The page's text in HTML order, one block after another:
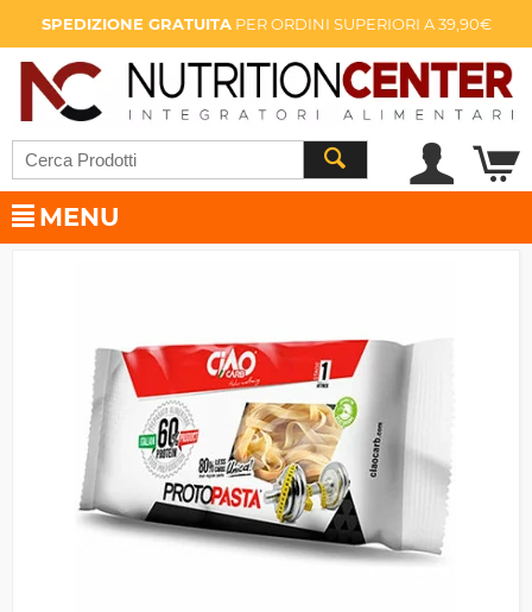
SPEDIZIONE GRATUITAPER ORDINI SUPERIORI A 39,90€
MENU